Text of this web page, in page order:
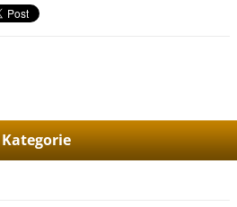
Kategorie